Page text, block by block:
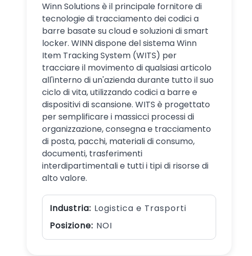
Winn Solutions è il principale fornitore di
tecnologie di tracciamento dei codici a
barre basate su cloud e soluzioni di smart
locker. WINN dispone del sistema Winn
Item Tracking System (WITS) per
tracciare il movimento di qualsiasi articolo
all'interno di un'azienda durante tutto il suo
ciclo di vita, utilizzando codici a barre e
dispositivi di scansione. WITS è progettato
per semplificare i massicci processi di
organizzazione, consegna e tracciamento
di posta, pacchi, materiali di consumo,
documenti, trasferimenti
interdipartimentali e tutti i tipi di risorse di
alto valore.
Industria: Logistica e Trasporti
Posizione: NOI